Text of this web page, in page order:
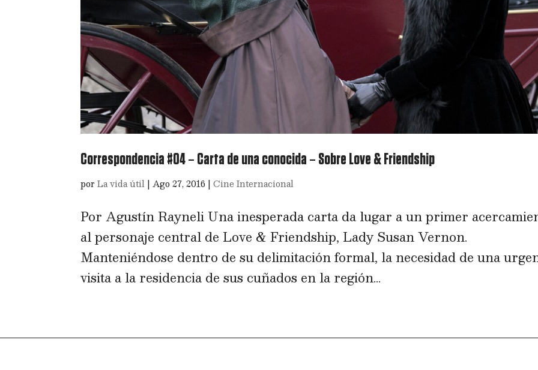
Correspondencia #04 – Carta de una conocida – Sobre Love & Friendship
porLa vida útil |Ago 27, 2016 |Cine Internacional
Por Agustín Rayneli Una inesperada carta da lugar a un primer
al personaje central de Love & Friendship, Lady Susan Vernon.
Manteniéndose dentro de su delimitación formal, la necesidad de una
visita a la residencia de sus cuñados en la región...